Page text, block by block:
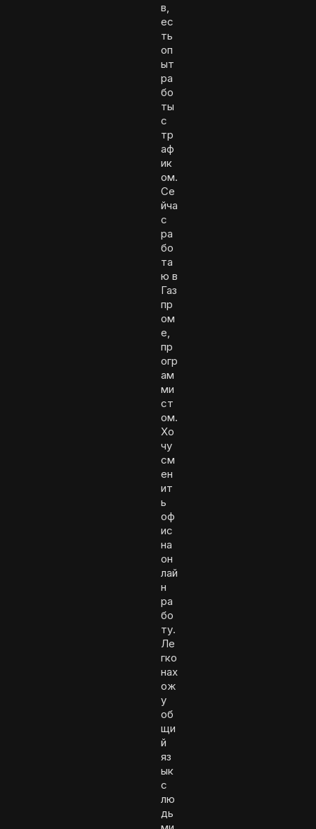
в,
ес
ть
оп
ыт
ра
бо
ты
с
тр
аф
ик
ом.
Се
йча
с
ра
бо
та
ю в
Газ
пр
ом
е,
пр
огр
ам
ми
ст
ом.
Хо
чу
см
ен
ит
ь
оф
ис
на
он
лай
н
ра
бо
ту.
Ле
гко
нах
ож
у
об
щи
й
яз
ык
с
лю
дь